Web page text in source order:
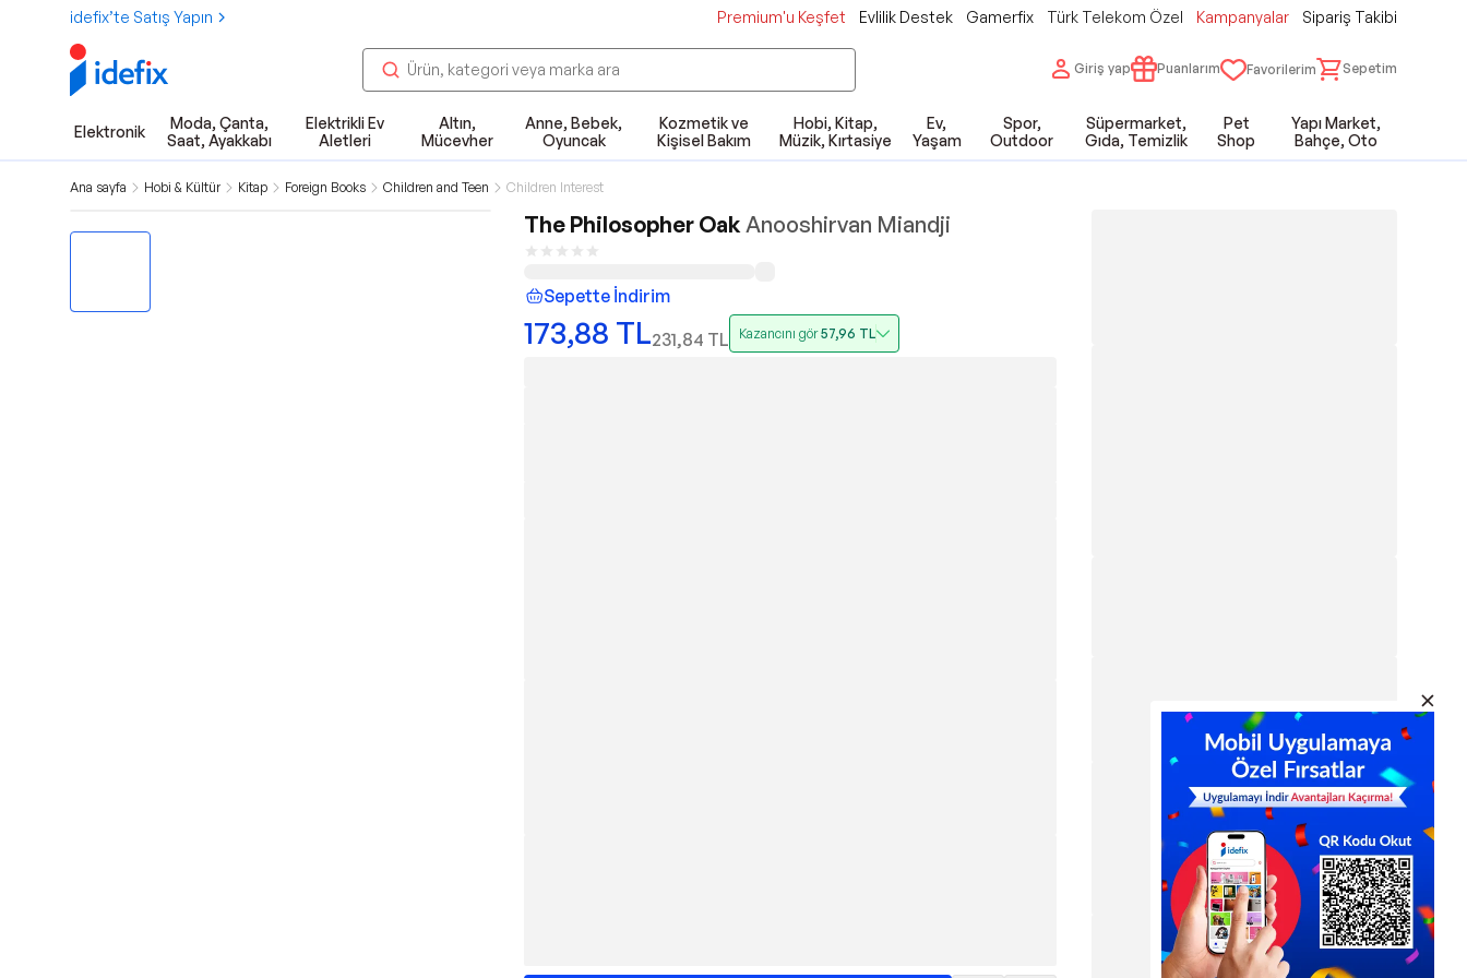
idefix’te Satış Yapın Premium'u Keşfet Evlilik Destek Gamerfix Türk Telekom Özel Kampanyalar Sipariş Takibi
Giriş yap Puanlarım Favorilerim Sepetim
Elektronik
Moda, Çanta,
Saat, Ayakkabı
Elektrikli Ev
Aletleri
Altın,
Mücevher
Anne, Bebek,
Oyuncak
Kozmetik ve
Kişisel Bakım
Hobi, Kitap,
Müzik, Kırtasiye
Ev,
Yaşam
Spor,
Outdoor
Süpermarket,
Gıda, Temizlik
Pet
Shop
Yapı Market,
Bahçe, Oto
Ana sayfa Hobi & Kültür Kitap Foreign Books Children and Teen Children Interest
The Philosopher OakAnooshirvan Miandji
Sepette İndirim
173,88 TL231,84 TL Kazancını gör57,96 TL